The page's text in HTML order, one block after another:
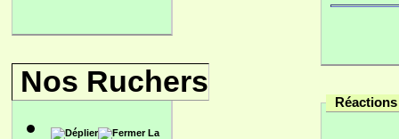
Nos Ruchers
La